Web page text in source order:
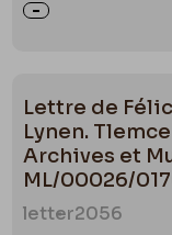
Lettre de
Lynen.
Archives et
ML/00026/
letter2056